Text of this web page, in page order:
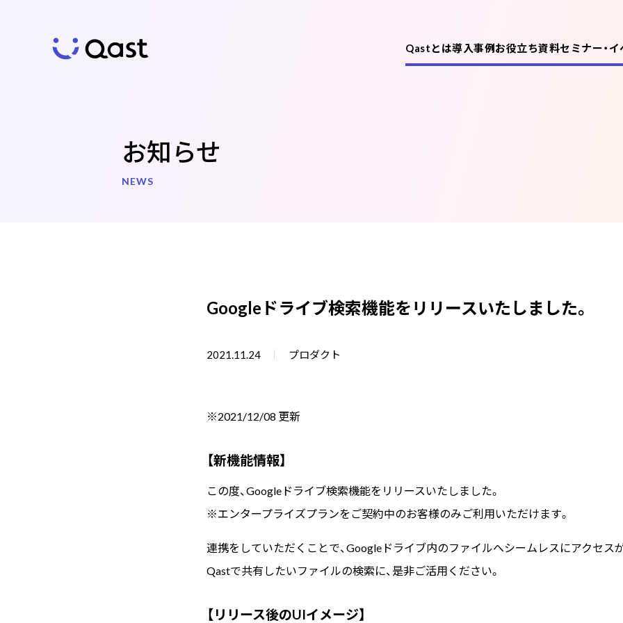
Qastとは導入事例お役立ち資料セミナー・イ
お知らせ
NEWS
Googleドライブ検索機能をリリースいたしました。
2021.11.24 プロダクト
※2021/12/08 更新
【新機能情報】
この度、Googleドライブ検索機能をリリースいたしました。
※エンタープライズプランをご契約中のお客様のみご利用いただけます。
連携をしていただくことで、Googleドライブ内のファイルへシームレスにアクセス
Qastで共有したいファイルの検索に、是非ご活用ください。
【リリース後のUIイメージ】